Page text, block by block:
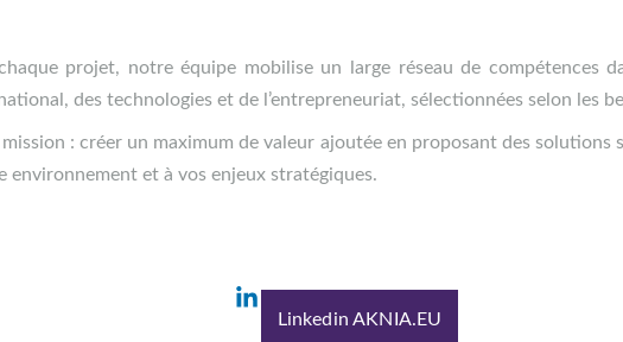
Linkedin AKNIA.EU
projet, notre équipe mobilise un large réseau de compétences
des technologies et de l’entrepreneuriat, sélectionnées selon les
: créer un maximum de valeur ajoutée en proposant des solutions
environnement et à vos enjeux stratégiques.